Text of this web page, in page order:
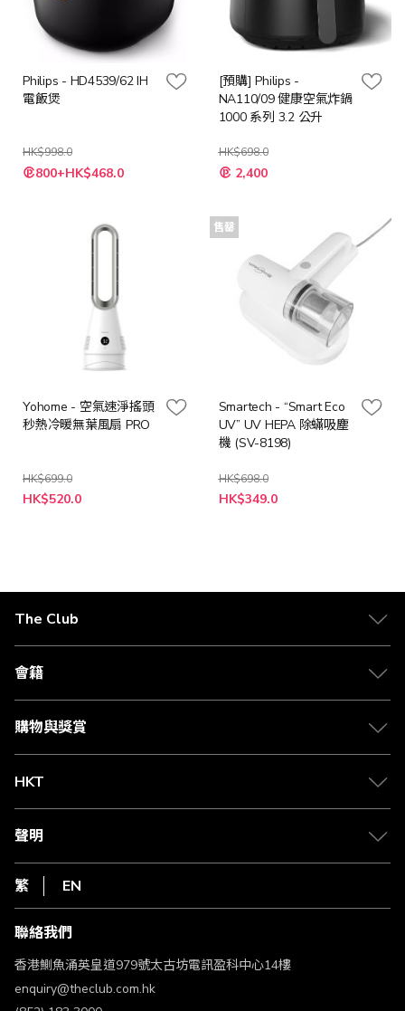
Philips - HD4539/62 IH
電飯煲
HK$998.0
特
殊 800+HK$468.0
[預購] Philips -
NA110/09 健康空氣炸鍋
1000 系列 3.2 公升
HK$698.0
特
殊 2,400
Yohome - 空氣速淨搖頭
秒熱冷暖無葉風扇 PRO
HK$699.0
特
殊
HK$520.0
售罄
Smartech - “Smart Eco
UV” UV HEPA 除蟎吸塵
機 (SV-8198)
HK$698.0
特
殊
HK$349.0
The Club
關於 The Club
合作夥伴
媒體中心
會籍
會籍及專屬禮遇
賺取積分
購物與獎賞
物流與配送
Club Shopping 商品領取站
常見問題
HKT
csl.
1010
HKT
聲明
私隱聲明
使用條款
條款及細則
不歧視及不騷擾聲明
認可牌照及通告
繁 EN
聯絡我們
香港鰂魚涌英皇道979號太古坊電訊盈科中心14樓
enquiry@theclub.com.hk